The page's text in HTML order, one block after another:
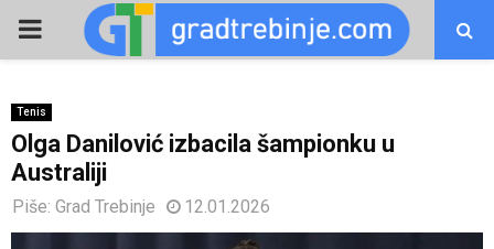
PRIMARY
Tenis
Olga Danilović izbacila šampionku u
Australiji
Piše: Grad Trebinje 12.01.2026